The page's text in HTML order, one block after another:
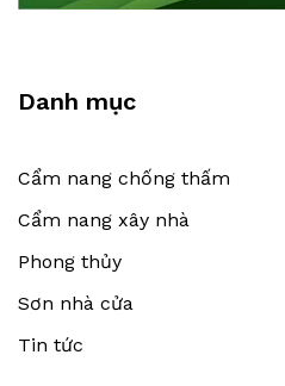
Danh mục
Cẩm nang chống thấm
Cẩm nang xây nhà
Phong thủy
Sơn nhà cửa
Tin tức